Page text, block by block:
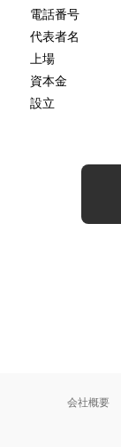
電話番号
代表者名
上場
資本金
設立
会社概要